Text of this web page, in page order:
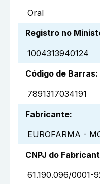
Oral
Registro no
1004313940124
Código de Barras:
7891317034191
Fabricante:
EUROFARMA -
CNPJ do
61.190.096/0001-